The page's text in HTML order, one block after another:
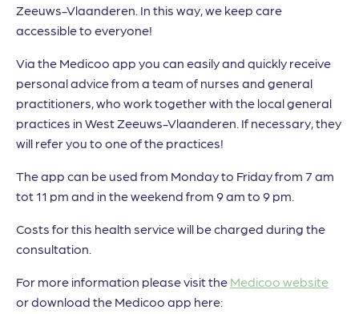
Zeeuws-Vlaanderen. In this way, we keep care
accessible to everyone!
Via the Medicoo app you can easily and quickly receive
personal advice from a team of nurses and general
practitioners, who work together with the local general
practices in West Zeeuws-Vlaanderen. If necessary, they
will refer you to one of the practices!
The app can be used from Monday to Friday from 7 am
tot 11 pm and in the weekend from 9 am to 9 pm.
Costs for this health service will be charged during the
consultation.
For more information please visit theMedicoo website
or download the Medicoo app here: